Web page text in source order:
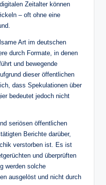
Zeitalter können
– oft ohne eine
Art im deutschen
durch Formate, in denen
und bewegende
dieser öffentlichen
dass Spekulationen über
bedeutet jedoch nicht
seriösen öffentlichen
Berichte darüber,
verstorben ist. Es ist
und überprüften
werden solche
ausgelöst und nicht durch